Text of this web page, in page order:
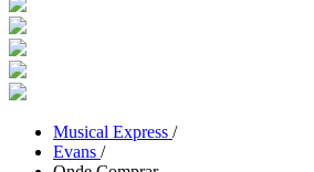
Musical Express /
Evans /